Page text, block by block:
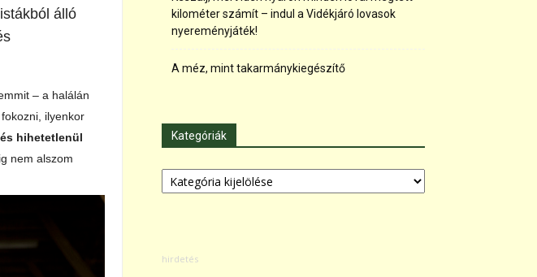
álló
– a halálán
ilyenkor
hihetetlenül
nem alszom
kilométer számít – indul a Vidékjáró lovasok
nyereményjáték!
A méz, mint takarmánykiegészítő
Kategóriák
Kategóriák